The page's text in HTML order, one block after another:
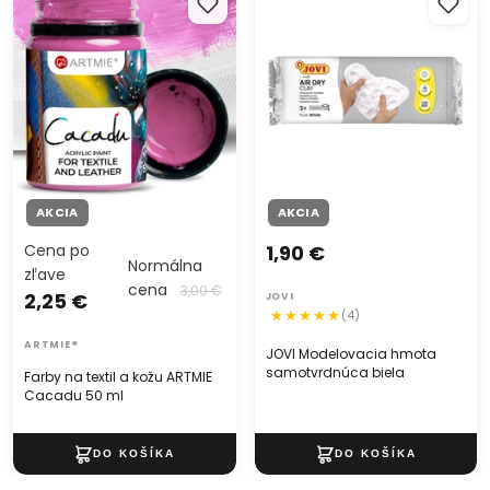
Cacadu 50 ml
AKCIA
Farby na textil a kožu ARTMIE
Cacadu 50 ml
Cena po
zľave
2,25 €
Normálna
cena
3,00 €
ARTMIE®
AKCIA
JOVI Modelovacia hmota
samotvrdnúca biela
1,90 €
JOVI
(4)